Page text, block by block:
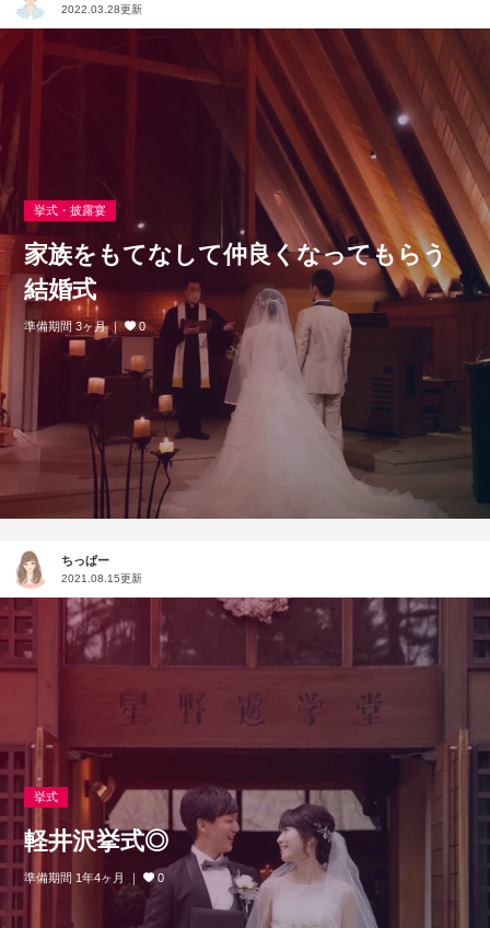
2022.03.28更新
挙式・披露宴
家族をもてなして仲良くなってもらう
結婚式
準備期間 3ヶ月 0
ちっぱー
2021.08.15更新
挙式
軽井沢挙式◎
準備期間 1年4ヶ月 0